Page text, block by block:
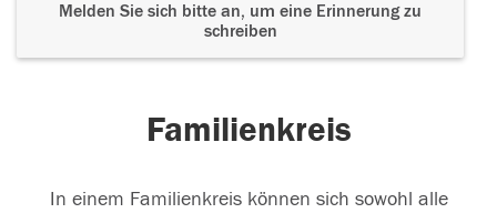
Melden Sie sich bitte an, um eine Erinnerung zu
schreiben
Familienkreis
In einem Familienkreis können sich sowohl alle